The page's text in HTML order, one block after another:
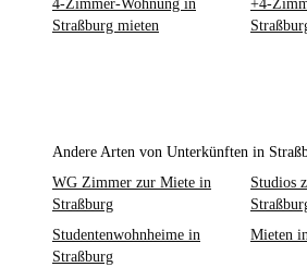
4-Zimmer-Wohnung in
Straßburg mieten
+4-
Andere Arten von Unterkünften in
WG Zimmer zur Miete in
Straßburg
Studios
Studentenwohnheime in
Straßburg
Mieten